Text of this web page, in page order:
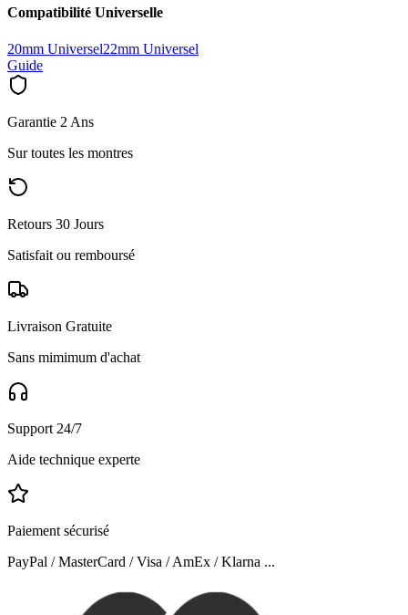
Compatibilité Universelle
20mm Universel22mm Universel
Guide
Garantie 2 Ans
Sur toutes les montres
Retours 30 Jours
Satisfait ou remboursé
Livraison Gratuite
Sans mimimum d'achat
Support 24/7
Aide technique experte
Paiement sécurisé
PayPal / MasterCard / Visa / AmEx / Klarna ...